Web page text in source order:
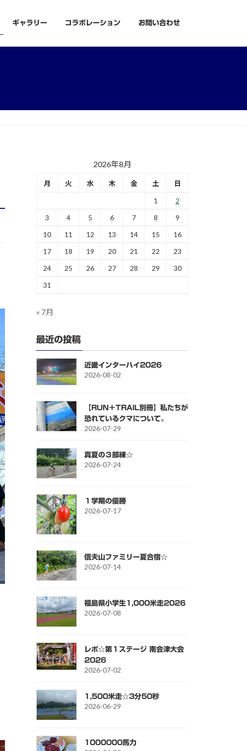
ギャラリー コラボレーション お問い合わせ
2026年8月
月 火 水 木 金 土 日
1
2
3
4 5 6 7 8
9
10
11 12 13 14 15
16
17
18 19 20 21 22
23
24
25 26 27 28 29
30
31
« 7月
最近の投稿
近畿インターハイ2026
2026-08-02
【RUN＋TRAIL別冊】私たちが
恐れているクマについて。
2026-07-29
真夏の３部練☆
2026-07-24
１学期の優勝
2026-07-17
信夫山ファミリー夏合宿☆
2026-07-14
福島県小学生1,000米走2026
2026-07-08
レポ☆第１ステージ 南会津大会
2026
2026-07-02
1,500米走☆3分50秒
2026-06-29
1000000馬力